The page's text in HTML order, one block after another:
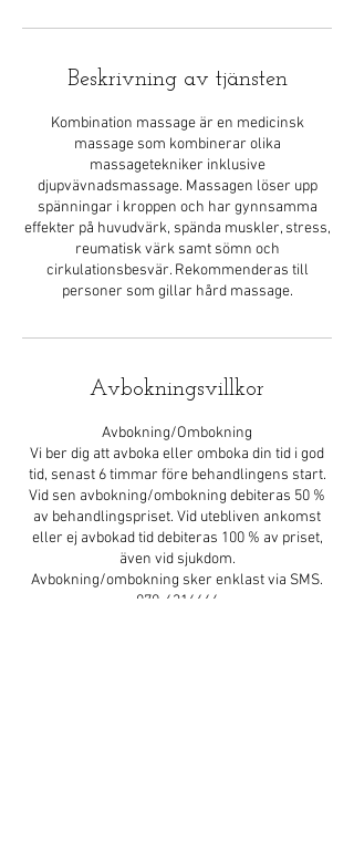
Beskrivning av tjänsten
Kombination massage är en medicinsk
massage som kombinerar olika
massagetekniker inklusive
djupvävnadsmassage. Massagen löser upp
spänningar i kroppen och har gynnsamma
effekter på huvudvärk, spända muskler, stress,
reumatisk värk samt sömn och
cirkulationsbesvär. Rekommenderas till
personer som gillar hård massage.
Avbokningsvillkor
Avbokning/Ombokning
Vi ber dig att avboka eller omboka din tid i god
tid, senast 6 timmar före behandlingens start.
Vid sen avbokning/ombokning debiteras 50 %
av behandlingspriset. Vid utebliven ankomst
eller ej avbokad tid debiteras 100 % av priset,
även vid sjukdom.
Avbokning/ombokning sker enklast via SMS.
070-6316666